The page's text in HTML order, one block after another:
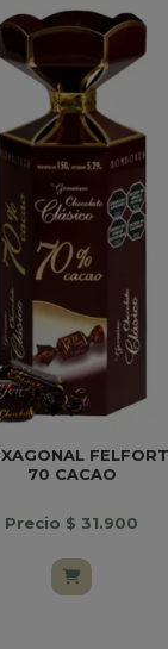
70 CACAO
Precio $ 31.900